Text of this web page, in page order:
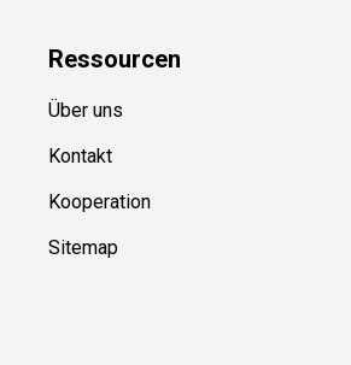
Ressourcen
Über uns
Kontakt
Kooperation
Sitemap